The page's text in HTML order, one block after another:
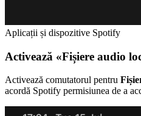
Aplicații și dispozitive Spotify
Activează «Fișiere audio
Activează comutatorul pentru
acordă Spotify permisiunea de a